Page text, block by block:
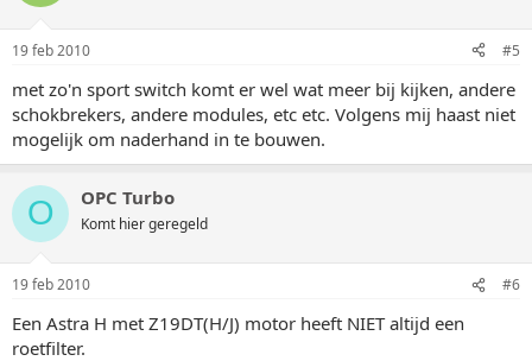
19 feb 2010 #5
met zo'n sport switch komt er wel wat meer bij kijken, andere
schokbrekers, andere modules, etc etc. Volgens mij haast niet
mogelijk om naderhand in te bouwen.
O OPC Turbo
Komt hier geregeld
19 feb 2010 #6
Een Astra H met Z19DT(H/J) motor heeft NIET altijd een
roetfilter.